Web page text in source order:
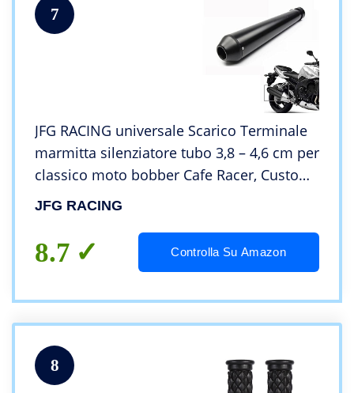
7
JFG RACING universale Scarico Terminale
marmitta silenziatore tubo 3,8 – 4,6 cm per
classico moto bobber Cafe Racer, Custom,
Triumph Custom etc, nero
JFG RACING
8.7 Controlla Su Amazon
8